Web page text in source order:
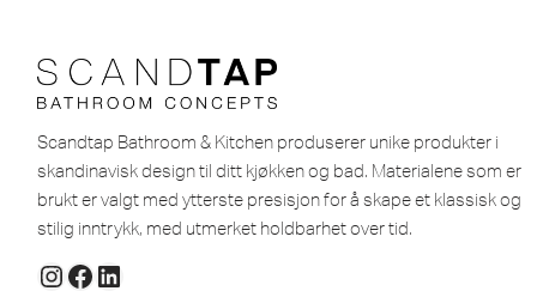
Scandtap Bathroom & Kitchen produserer unike produkter i
skandinavisk design til ditt kjøkken og bad. Materialene som er
brukt er valgt med ytterste presisjon for å skape et klassisk og
stilig inntrykk, med utmerket holdbarhet over tid.